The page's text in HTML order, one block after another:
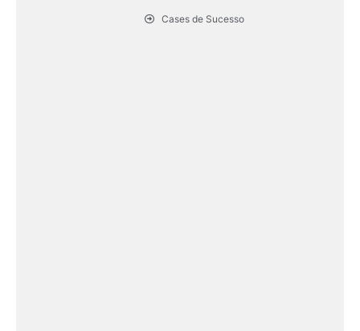
Cases de Sucesso